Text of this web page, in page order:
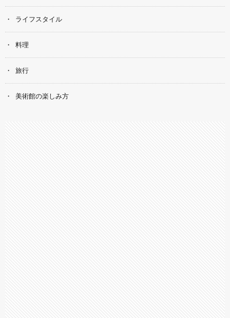
ライフスタイル
料理
旅行
美術館の楽しみ方